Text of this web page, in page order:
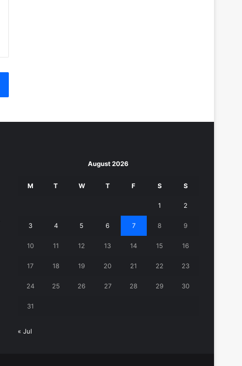
August 2026
M T W T F S S
1 2
3 4 5 6 7 8 9
10 11 12 13 14 15 16
17 18 19 20 21 22 23
24 25 26 27 28 29 30
31
« Jul